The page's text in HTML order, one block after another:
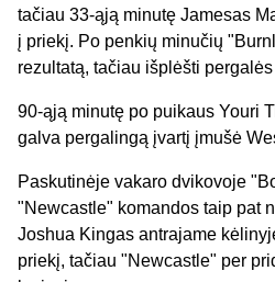
tačiau 33-ąją minutę Jamesas
į priekį. Po penkių minučių
rezultatą, tačiau išplėšti
90-ąją minutę po puikaus Youri
galva pergalingą įvartį įmušė
Paskutinėje vakaro dvikovoje
"Newcastle" komandos taip pat
Joshua Kingas antrajame
priekį, tačiau "Newcastle" per